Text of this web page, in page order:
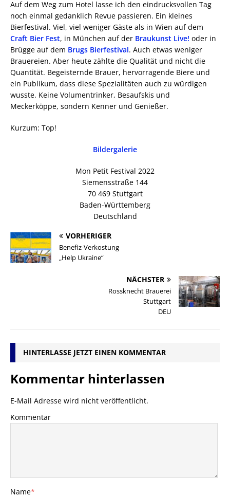
Auf dem Weg zum Hotel lasse ich den eindrucksvollen Tag
noch einmal gedanklich Revue passieren. Ein kleines
Bierfestival. Viel, viel weniger Gäste als in Wien auf dem
Craft Bier Fest, in München auf der Braukunst Live! oder in
Brügge auf dem Brugs Bierfestival. Auch etwas weniger
Brauereien. Aber heute zählte die Qualität und nicht die
Quantität. Begeisternde Brauer, hervorragende Biere und
ein Publikum, dass diese Spezialitäten auch zu würdigen
wusste. Keine Volumentrinker, Besaufskis und
Meckerköppe, sondern Kenner und Genießer.
Kurzum: Top!
Bildergalerie
Mon Petit Festival 2022
Siemensstraße 144
70 469 Stuttgart
Baden-Württemberg
Deutschland
VORHERIGER
Benefiz-Verkostung
„Help Ukraine“
NÄCHSTER
Rossknecht Brauerei
Stuttgart
DEU
HINTERLASSE JETZT EINEN KOMMENTAR
Kommentar hinterlassen
E-Mail Adresse wird nicht veröffentlicht.
Kommentar
Name*